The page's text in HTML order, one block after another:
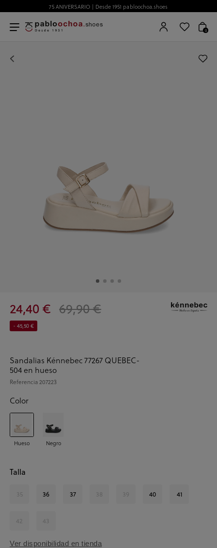
75 ANIVERSARIO | Desde 1951 pabloochoa.shoes
0
24,40 € 69,90 €
- 45,50 €
Sandalias Kénnebec 77267 QUEBEC-
504 en hueso
Referencia207223
Color
Hueso Negro
Talla
35 36 37 38 39 40 41
42 43
Ver disponibilidad en tienda